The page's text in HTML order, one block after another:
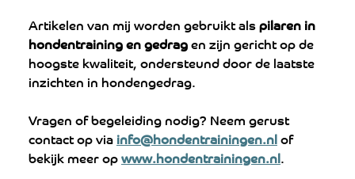
Artikelen van mij worden gebruikt als pilaren in
hondentraining en gedrag en zijn gericht op de
hoogste kwaliteit, ondersteund door de laatste
inzichten in hondengedrag.
Vragen of begeleiding nodig? Neem gerust
contact op via info@hondentrainingen.nl of
bekijk meer op www.hondentrainingen.nl.